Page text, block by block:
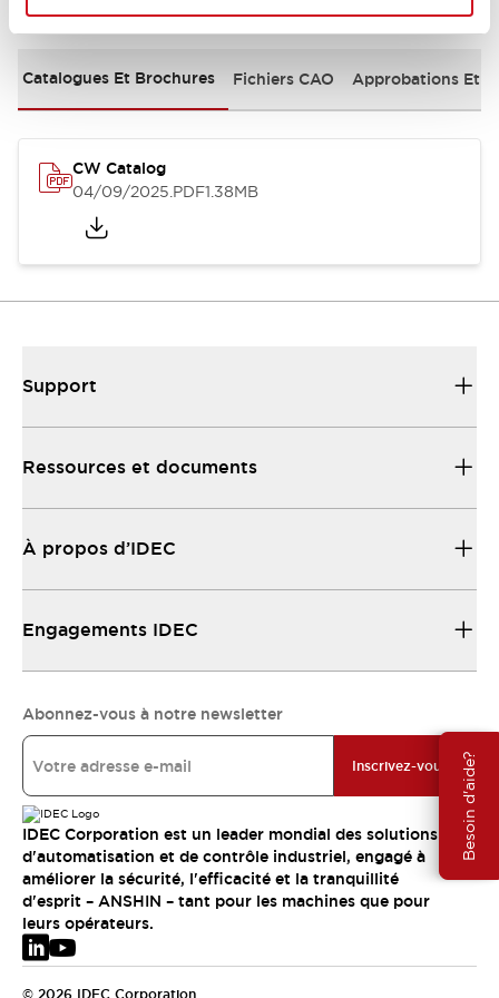
Besoin d'aide?
Catalogues Et Brochures Fichiers CAO Approbations Et
CW Catalog
04/09/2025.PDF1.38MB
Support
Ressources et documents
À propos d’IDEC
Engagements IDEC
Abonnez-vous à notre newsletter
Inscrivez-vous
IDEC Corporation est un leader mondial des solutions
d'automatisation et de contrôle industriel, engagé à
améliorer la sécurité, l'efficacité et la tranquillité
d'esprit – ANSHIN – tant pour les machines que pour
leurs opérateurs.